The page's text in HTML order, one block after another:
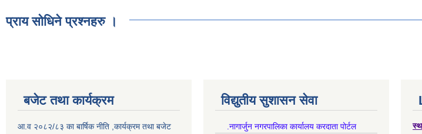
प्राय सोधिने प्रश्नहरु ।
बजेट तथा कार्यक्रम
आ.व २०८२/८३ का बार्षिक नीति ,कार्यक्रम तथा बजेट
विद्युतीय सुशासन सेवा
.नागार्जुन नगरपालिका कार्यालय करदाता पोर्टल